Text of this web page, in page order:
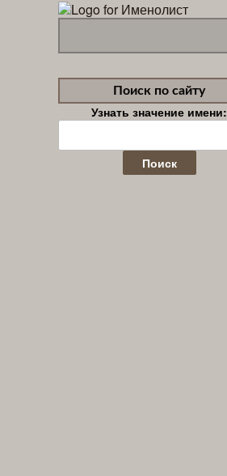
Поиск по сайту
Узнать значение имени:
Найти: